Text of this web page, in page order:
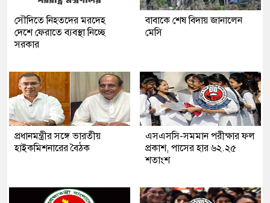
সৌদিতে নিহতদের মরদেহ
দেশে ফেরাতে ব্যবস্থা নিচ্ছে
সরকার
বাবাকে শেষ বিদায় জানালেন
মেসি
প্রধানমন্ত্রীর সঙ্গে ভারতীয়
হাইকমিশনারের বৈঠক
এসএসসি-সমমান পরীক্ষার ফল
প্রকাশ, পাসের হার ৬২.২৫
শতাংশ